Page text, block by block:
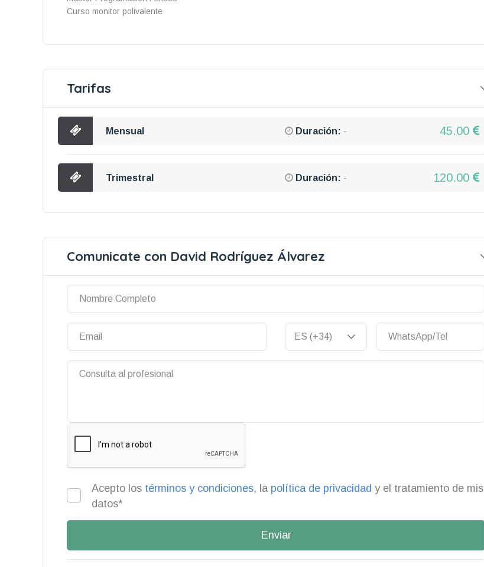
Curso monitor polivalente
Tarifas
Mensual Duración: - 45.00
Trimestral Duración: - 120.00
Comunicate con David Rodríguez Álvarez
Acepto los términos y condiciones, la política de privacidad y el tratamiento de mis
datos*
Enviar